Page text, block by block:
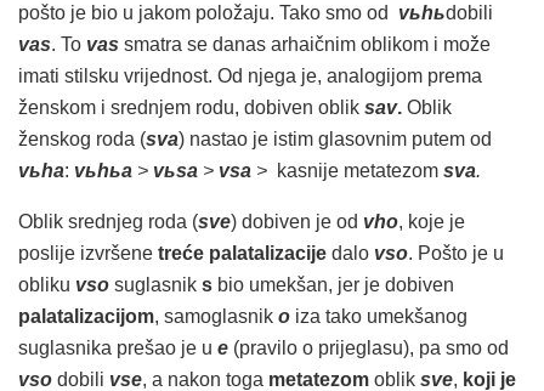
pošto je bio u jakom položaju. Tako smo od vьhьdobili
vas. To vas smatra se danas arhaičnim oblikom i može
imati stilsku vrijednost. Od njega je, analogijom prema
ženskom i srednjem rodu, dobiven oblik sav. Oblik
ženskog roda (sva) nastao je istim glasovnim putem od
vьha: vьhьa > vьsa > vsa > kasnije metatezom sva.
Oblik srednjeg roda (sve) dobiven je od vho, koje je
poslije izvršene treće palatalizacije dalo vso. Pošto je u
obliku vso suglasnik s bio umekšan, jer je dobiven
palatalizacijom, samoglasnik o iza tako umekšanog
suglasnika prešao je u e (pravilo o prijeglasu), pa smo od
vso dobili vse, a nakon toga metatezom oblik sve, koji je